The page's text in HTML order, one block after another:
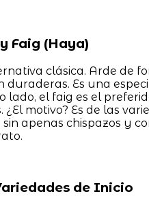
Faig (Haya)
clásica. Arde de
duraderas. Es una
lado, el faig es el
motivo? Es de las
apenas chispazos y
de Inicio